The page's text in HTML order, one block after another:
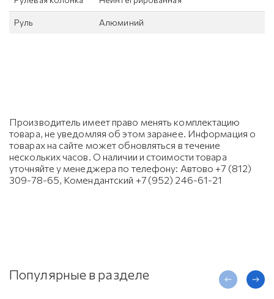
Руль Алюминий
Производитель имеет право менять комплектацию
товара, не уведомляя об этом заранее. Информация о
товарах на сайте может обновляться в течение
нескольких часов. О наличии и стоимости товара
уточняйте у менеджера по телефону: Автово +7 (812)
309-78-65, Комендантский +7 (952) 246-61-21
Популярные в разделе